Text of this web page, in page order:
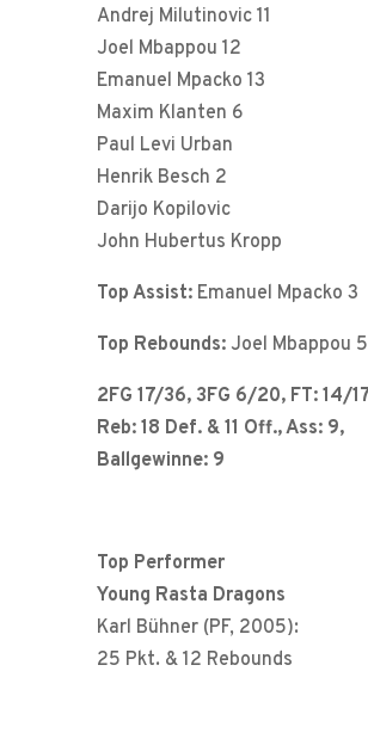
Andrej Milutinovic 11
Joel Mbappou 12
Emanuel Mpacko 13
Maxim Klanten 6
Paul Levi Urban
Henrik Besch 2
Darijo Kopilovic
John Hubertus Kropp
Top Assist:Emanuel Mpacko 3
Top Rebounds: Joel Mbappou 5
2FG 17/36, 3FG 6/20, FT: 14/
Reb: 18 Def. & 11 Off., Ass: 9,
Ballgewinne: 9
Top Performer
Young Rasta Dragons
Karl Bühner (PF, 2005):
25 Pkt. & 12 Rebounds